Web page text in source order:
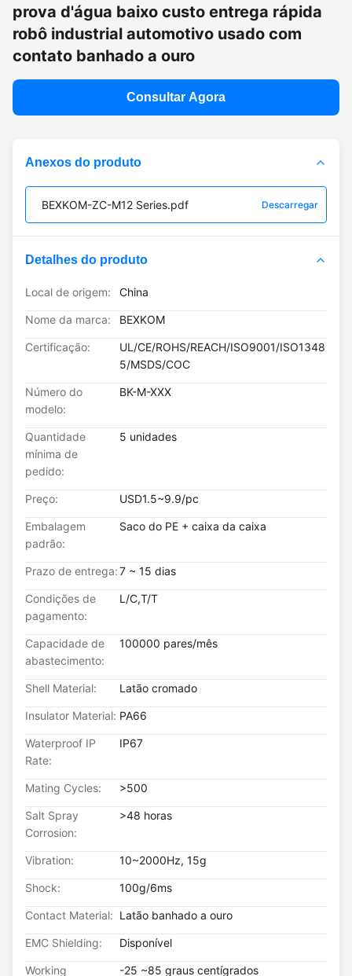
prova d'água baixo custo entrega rápida
robô industrial automotivo usado com
contato banhado a ouro
Consultar Agora
Anexos do produto
BEXKOM-ZC-M12 Series.pdf Descarregar
Detalhes do produto
Local de origem: China
Nome da marca: BEXKOM
Certificação:
UL/CE/ROHS/REACH/ISO9001/ISO1348
5/MSDS/COC
Número do
modelo:
BK-M-XXX
Quantidade
mínima de
pedido:
5 unidades
Preço: USD1.5~9.9/pc
Embalagem
padrão:
Saco do PE + caixa da caixa
Prazo de entrega:7 ~ 15 dias
Condições de
pagamento:
L/C,T/T
Capacidade de
abastecimento:
100000 pares/mês
Shell Material: Latão cromado
Insulator Material: PA66
Waterproof IP
Rate:
IP67
Mating Cycles: >500
Salt Spray
Corrosion:
>48 horas
Vibration: 10~2000Hz, 15g
Shock: 100g/6ms
Contact Material: Latão banhado a ouro
EMC Shielding: Disponível
Working
-25 ~85 graus centígrados